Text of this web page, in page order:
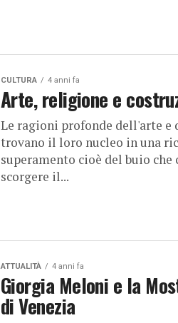
CULTURA 4 anni fa
Arte, religione e
Le ragioni profonde dell'arte e
trovano il loro nucleo in una
superamento cioè del buio
scorgere il...
ATTUALITÀ 4 anni fa
Giorgia Meloni e la
di Venezia